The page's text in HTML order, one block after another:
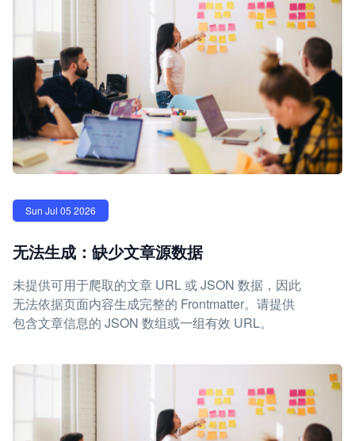
Sun Jul 05 2026
无法生成：缺少文章源数据
未提供可用于爬取的文章 URL 或 JSON 数据，因此
无法依据页面内容生成完整的 Frontmatter。请提供
包含文章信息的 JSON 数组或一组有效 URL。